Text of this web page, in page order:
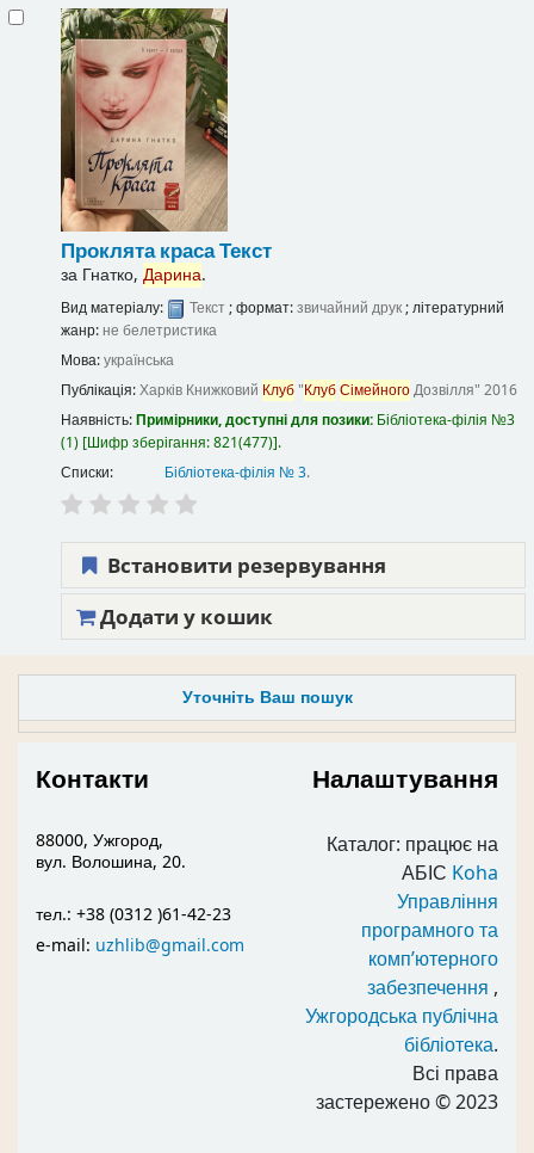
Уточніть Ваш пошук
Проклята красаТекст
за Гнатко, Дарина.
Вид матеріалу: Текст; формат:звичайний друк; літературний
жанр: не белетристика
Мова:українська
Публікація:Харків Книжковий Клуб"КлубСімейногоДозвілля" 2016
Наявність:Примірники, доступні для позики: Бібліотека-філія №3
(1) Шифр зберігання:821(477) .
Списки:
Бібліотека-філія № 3.
Встановити резервування
Додати у кошик
Контакти
88000, Ужгород,
вул. Волошина, 20.
тел.: +38 (0312 )61-42-23
e-mail: uzhlib@gmail.com
Налаштування
Каталог: працює на
АБІС Koha
Управління
програмного та
комп’ютерного
забезпечення ,
Ужгородська публічна
бібліотека.
Всі права
застережено© 2023